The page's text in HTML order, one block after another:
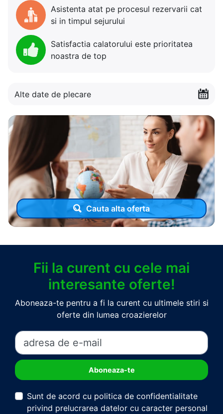
Asistenta atat pe procesul rezervarii cat
si in timpul sejurului
Satisfactia calatorului este prioritatea
noastra de top
Alte date de plecare
Cauta alta oferta
Fii la curent cu cele mai
interesante oferte!
Aboneaza-te pentru a fi la curent cu ultimele stiri si
oferte din lumea croazierelor
Sunt de acord cu politica de confidentialitate
privind prelucrarea datelor cu caracter personal